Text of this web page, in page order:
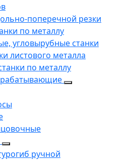
поперечной резки
по металлу
угловырубные станки
листового металла
по металлу
ручной